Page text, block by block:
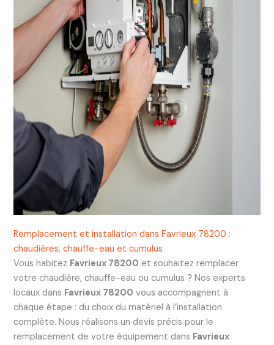
Remplacement et installation dans Favrieux 78200 :
chaudières, chauffe-eau et cumulus
Vous habitez Favrieux 78200 et souhaitez remplacer
votre chaudière, chauffe-eau ou cumulus ? Nos experts
locaux dans Favrieux 78200 vous accompagnent à
chaque étape : du choix du matériel à l’installation
complète. Nous réalisons un devis précis pour le
remplacement de votre équipement dans Favrieux